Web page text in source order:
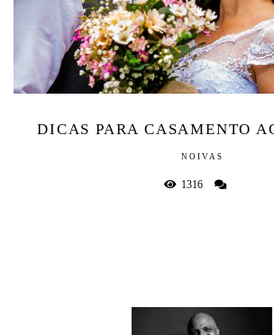
DICAS PARA CASAMENTO
NOIVAS
1316